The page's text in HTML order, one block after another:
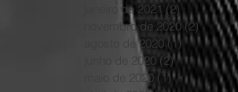
janeiro de 2021 (2) 2 posts
novembro de 2020 (2)2 posts
agosto de 2020 (1) 1 post
junho de 2020 (2)2 posts
maio de 2020 (1)1 post